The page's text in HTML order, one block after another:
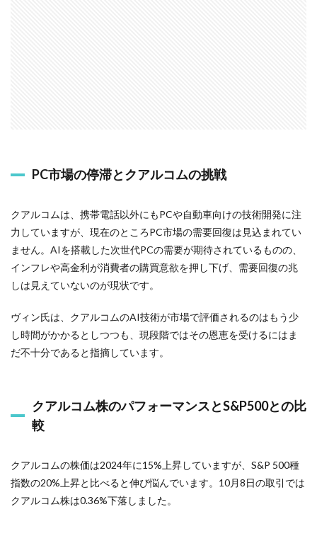
PC市場の停滞とクアルコムの挑戦
クアルコムは、携帯電話以外にもPCや自動車向けの技術開発に注
力していますが、現在のところPC市場の需要回復は見込まれてい
ません。AIを搭載した次世代PCの需要が期待されているものの、
インフレや高金利が消費者の購買意欲を押し下げ、需要回復の兆
しは見えていないのが現状です。
ヴィン氏は、クアルコムのAI技術が市場で評価されるのはもう少
し時間がかかるとしつつも、現段階ではその恩恵を受けるにはま
だ不十分であると指摘しています。
クアルコム株のパフォーマンスとS&P500との比
較
クアルコムの株価は2024年に15%上昇していますが、S&P 500種
指数の20%上昇と比べると伸び悩んでいます。10月8日の取引では
クアルコム株は0.36%下落しました。